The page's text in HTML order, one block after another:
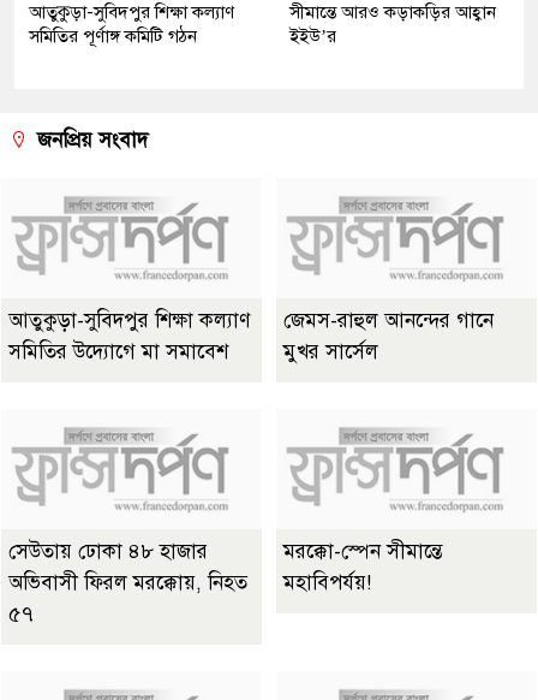
আতুকুড়া-সুবিদপুর শিক্ষা কল্যাণ
সমিতির পূর্ণাঙ্গ কমিটি গঠন
সীমান্তে আরও কড়াকড়ির আহ্বান
ইইউ’র
জনপ্রিয় সংবাদ
আতুকুড়া-সুবিদপুর শিক্ষা কল্যাণ
সমিতির উদ্যোগে মা সমাবেশ
জেমস-রাহুল আনন্দের গানে
মুখর সার্সেল
সেউতায় ঢোকা ৪৮ হাজার
অভিবাসী ফিরল মরক্কোয়, নিহত
৫৭
মরক্কো-স্পেন সীমান্তে
মহাবিপর্যয়!